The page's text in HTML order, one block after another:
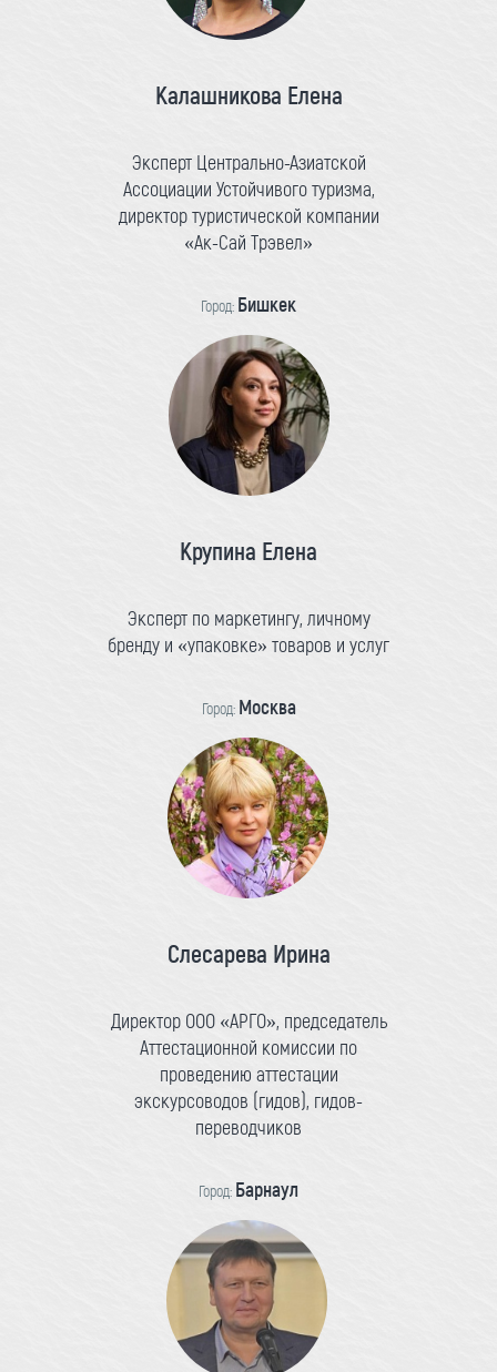
Калашникова Елена
Эксперт Центрально-Азиатской
Ассоциации Устойчивого туризма,
директор туристической компании
«Ак-Сай Трэвел»
Город: Бишкек
Крупина Елена
Эксперт по маркетингу, личному
бренду и «упаковке» товаров и услуг
Город: Москва
Слесарева Ирина
Директор ООО «АРГО», председатель
Аттестационной комиссии по
проведению аттестации
экскурсоводов (гидов), гидов-
переводчиков
Город: Барнаул